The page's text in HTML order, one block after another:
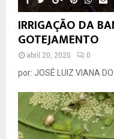
IRRIGAÇÃO DA
GOTEJAMENTO
abril 20, 2020 0
por: JOSÉ LUIZ VIANA